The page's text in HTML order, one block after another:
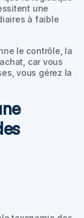
une
à faible
le contrôle, la
car vous
vous gérez la